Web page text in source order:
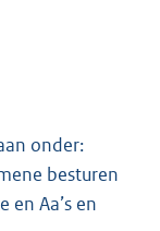
onder:
besturen
en Aa’s en